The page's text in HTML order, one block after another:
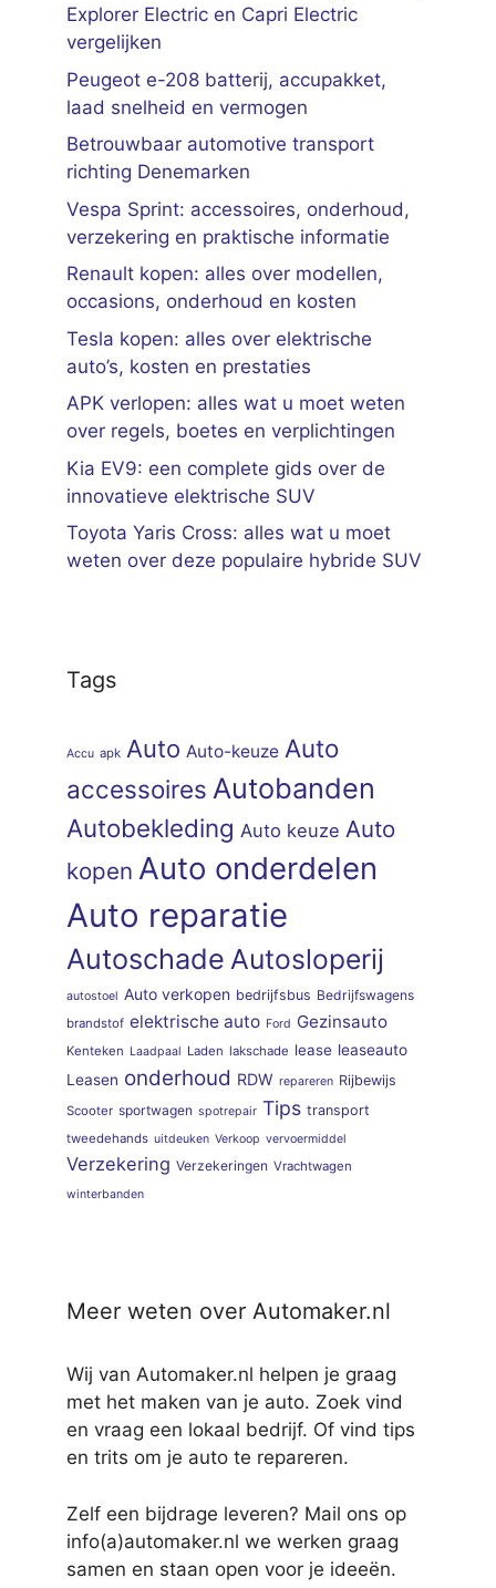
Explorer Electric en Capri Electric
vergelijken
Peugeot e-208 batterij, accupakket,
laad snelheid en vermogen
Betrouwbaar automotive transport
richting Denemarken
Vespa Sprint: accessoires, onderhoud,
verzekering en praktische informatie
Renault kopen: alles over modellen,
occasions, onderhoud en kosten
Tesla kopen: alles over elektrische
auto’s, kosten en prestaties
APK verlopen: alles wat u moet weten
over regels, boetes en verplichtingen
Kia EV9: een complete gids over de
innovatieve elektrische SUV
Toyota Yaris Cross: alles wat u moet
weten over deze populaire hybride SUV
Tags
Accu apk Auto Auto-keuze Auto
accessoires Autobanden
Autobekleding Auto keuze Auto
kopen Auto onderdelen
Auto reparatie
Autoschade Autosloperij
autostoel Auto verkopen bedrijfsbus Bedrijfswagens
brandstof elektrische auto Ford Gezinsauto
Kenteken Laadpaal Laden lakschade lease leaseauto
Leasen onderhoud RDW repareren Rijbewijs
Scooter sportwagen spotrepair Tips transport
tweedehands uitdeuken Verkoop vervoermiddel
Verzekering Verzekeringen Vrachtwagen
winterbanden
Meer weten over Automaker.nl
Wij van Automaker.nl helpen je graag
met het maken van je auto. Zoek vind
en vraag een lokaal bedrijf. Of vind tips
en trits om je auto te repareren.
Zelf een bijdrage leveren? Mail ons op
info(a)automaker.nl we werken graag
samen en staan open voor je ideeën.